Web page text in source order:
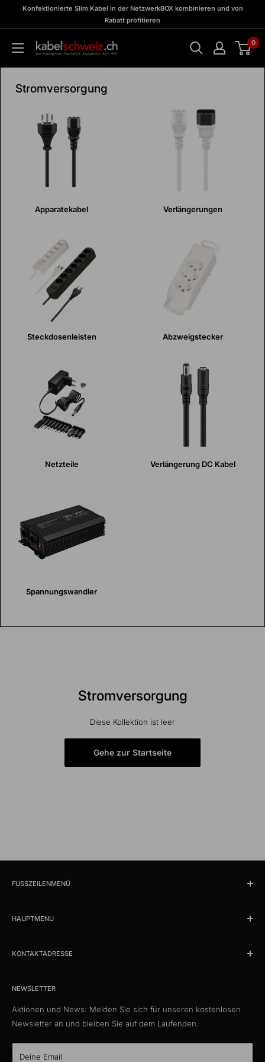
zu
BOX
Konfektionierte Slim Kabel in der NetzwerkBOX kombinieren und von
Rabatt profitieren
kabelschweiz 0
Stromversorgung
Apparatekabel Verlängerungen
Steckdosenleisten Abzweigstecker
Netzteile Verlängerung DC Kabel
Spannungswandler
Stromversorgung
Diese Kollektion ist leer
Gehe zur Startseite
FUSSZEILENMENÜ
Öffnungszeiten und Lokalität
AGB
Versandkosten
HAUPTMENU
News
Musterkataloge
Eigenmarke
CustomCables
KabelLexikon
KONTAKTADRESSE
Das Kabelportal. Persönlich. Kompetent. Seit 1997.
CH-5012 Schönenwerd
NEWSLETTER
Aktionen und News: Melden Sie sich für unseren kostenlosen
Newsletter an und bleiben Sie auf dem Laufenden.
Deine Email